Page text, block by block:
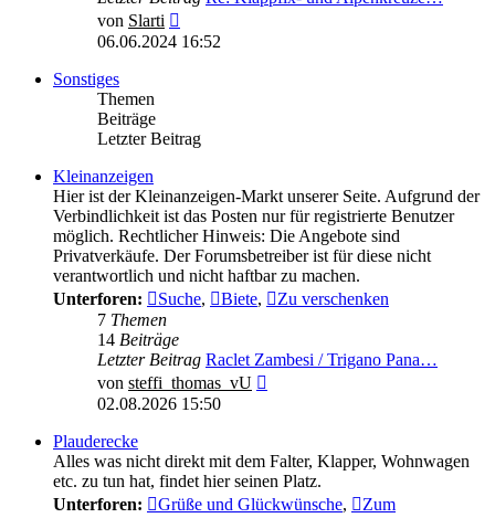
von Slarti
Beitrag
06.06.2024 16:52
Sonstiges
Themen
Beiträge
Letzter Beitrag
Kleinanzeigen
Hier ist der Kleinanzeigen-Markt unserer Seite. Aufgrund der
Verbindlichkeit ist das Posten nur für registrierte Benutzer
möglich. Rechtlicher Hinweis: Die Angebote sind
Privatverkäufe. Der Forumsbetreiber ist für diese nicht
verantwortlich und nicht haftbar zu machen.
Unterforen:
Suche, Biete,
Zu verschenken
7 Themen
14 Beiträge
Letzter Beitrag Raclet Zambesi / Trigano Pana…
von steffi_thomas_vU
02.08.2026 15:50
Plauderecke
Alles was nicht direkt mit dem Falter, Klapper, Wohnwagen
etc. zu tun hat, findet hier seinen Platz.
Unterforen:
Grüße und Glückwünsche,
Zum